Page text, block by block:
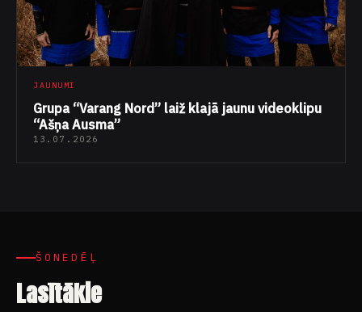
JAUNUMI
Grupa “Varang Nord” laiž klajā jaunu videoklipu
“Ašņa Ausma”
13.07.2026
ŠONEDĒĻ
Lasītākie